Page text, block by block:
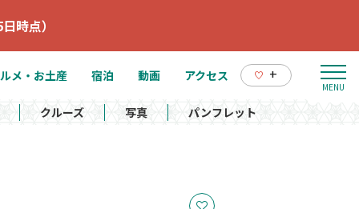
時点）
メ・お土産 宿泊 動画 アクセス +
クルーズ 写真 パンフレット